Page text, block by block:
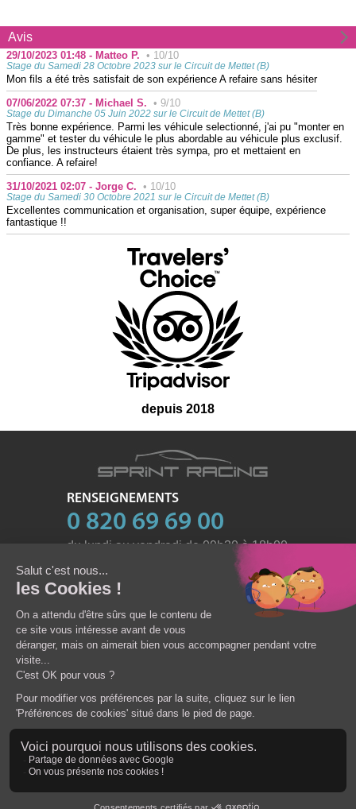
Avis
29/10/2023 01:48 - Matteo P. • 10/10
Stage du Samedi 28 Octobre 2023 sur le Circuit de Mettet (B)
Mon fils a été très satisfait de son expérience A refaire sans hésiter
07/06/2022 07:37 - Michael S. • 9/10
Stage du Dimanche 05 Juin 2022 sur le Circuit de Mettet (B)
Très bonne expérience. Parmi les véhicule selectionné, j'ai pu "monter en
gamme" et tester du véhicule le plus abordable au véhicule plus exclusif.
De plus, les instructeurs étaient très sympa, pro et mettaient en
confiance. A refaire!
31/10/2021 02:07 - Jorge C. • 10/10
Stage du Samedi 30 Octobre 2021 sur le Circuit de Mettet (B)
Excellentes communication et organisation, super équipe, expérience
fantastique !!
depuis 2018
RENSEIGNEMENTS
0 820 69 69 00
du lundi au vendredi de 09h30 à 18h00
email: contact@sprint-racing.com
PPK - SAS au capital de 122 000
RCS Versailles 442 790 366
TVA Intracomm.: FR51442790366
54, route de Sartrouville
Immeuble Ottawa
78230 LE PECQ